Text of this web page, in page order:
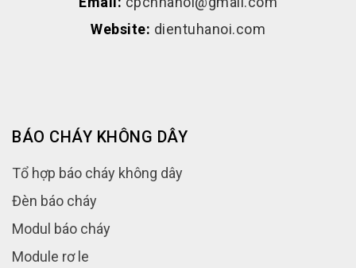
BÁO CHÁY KHÔNG DÂY
Tổ hợp báo cháy không dây
Đèn báo cháy
Modul báo cháy
Module rơ le
Website: dientuhanoi.com